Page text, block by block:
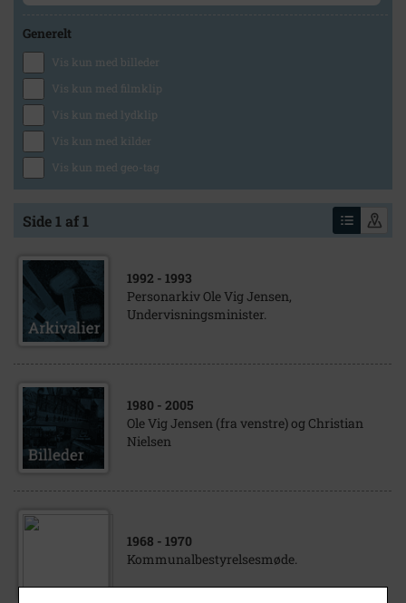
Generelt
Vis kun med billeder
Vis kun med filmklip
Vis kun med lydklip
Vis kun med kilder
Vis kun med geo-tag
Side 1 af 1
1992 - 1993
Personarkiv Ole Vig Jensen,
Undervisningsminister.
1980 - 2005
Ole Vig Jensen (fra venstre) og Christian
Nielsen
1968 - 1970
Kommunalbestyrelsesmøde.